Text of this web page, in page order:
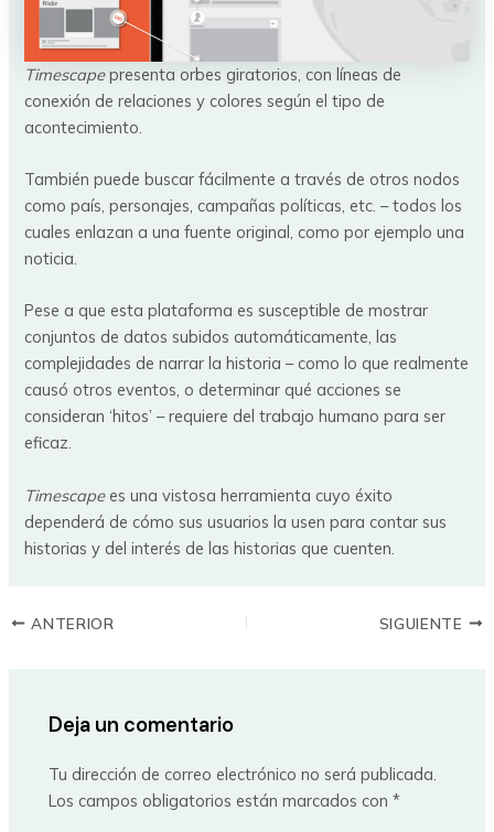
Timescapepresenta orbes giratorios, con líneas de
conexión de relaciones y colores según el tipo de
acontecimiento.
También puede buscar fácilmente a través de otros nodos
como país, personajes, campañas políticas, etc. – todos los
cuales enlazan a una fuente original, como por ejemplo una
noticia.
Pese a que esta plataforma es susceptible de mostrar
conjuntos de datos subidos automáticamente, las
complejidades de narrar la historia – como lo que realmente
causó otros eventos, o determinar qué acciones se
consideran ‘hitos’ – requiere del trabajo humano para ser
eficaz.
Timescapees una vistosa herramienta cuyo éxito
dependerá de cómo sus usuarios la usen para contar sus
historias y del interés de las historias que cuenten.
ANTERIOR SIGUIENTE
Deja un comentario
Tu dirección de correo electrónico no será publicada.
Los campos obligatorios están marcados con*